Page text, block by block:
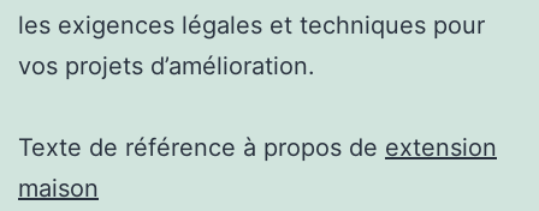
les exigences légales et techniques pour
vos projets d’amélioration.
Texte de référence à propos de extension
maison